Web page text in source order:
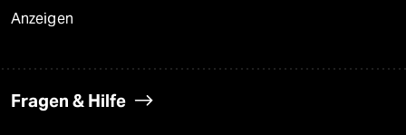
Anzeigen
Fragen & Hilfe